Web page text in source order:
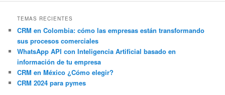
TEMAS RECIENTES
CRM en Colombia: cómo las empresas están transformando
sus procesos comerciales
WhatsApp API con Inteligencia Artificial basado en
información de tu empresa
CRM en México ¿Cómo elegir?
CRM 2024 para pymes